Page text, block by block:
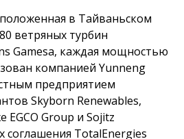
в Тайваньском
ветряных турбин
Gamesa, каждая мощностью
компанией Yunneng
предприятием
Skyborn Renewables,
EGCO Group и Sojitz
соглашения TotalEnergies